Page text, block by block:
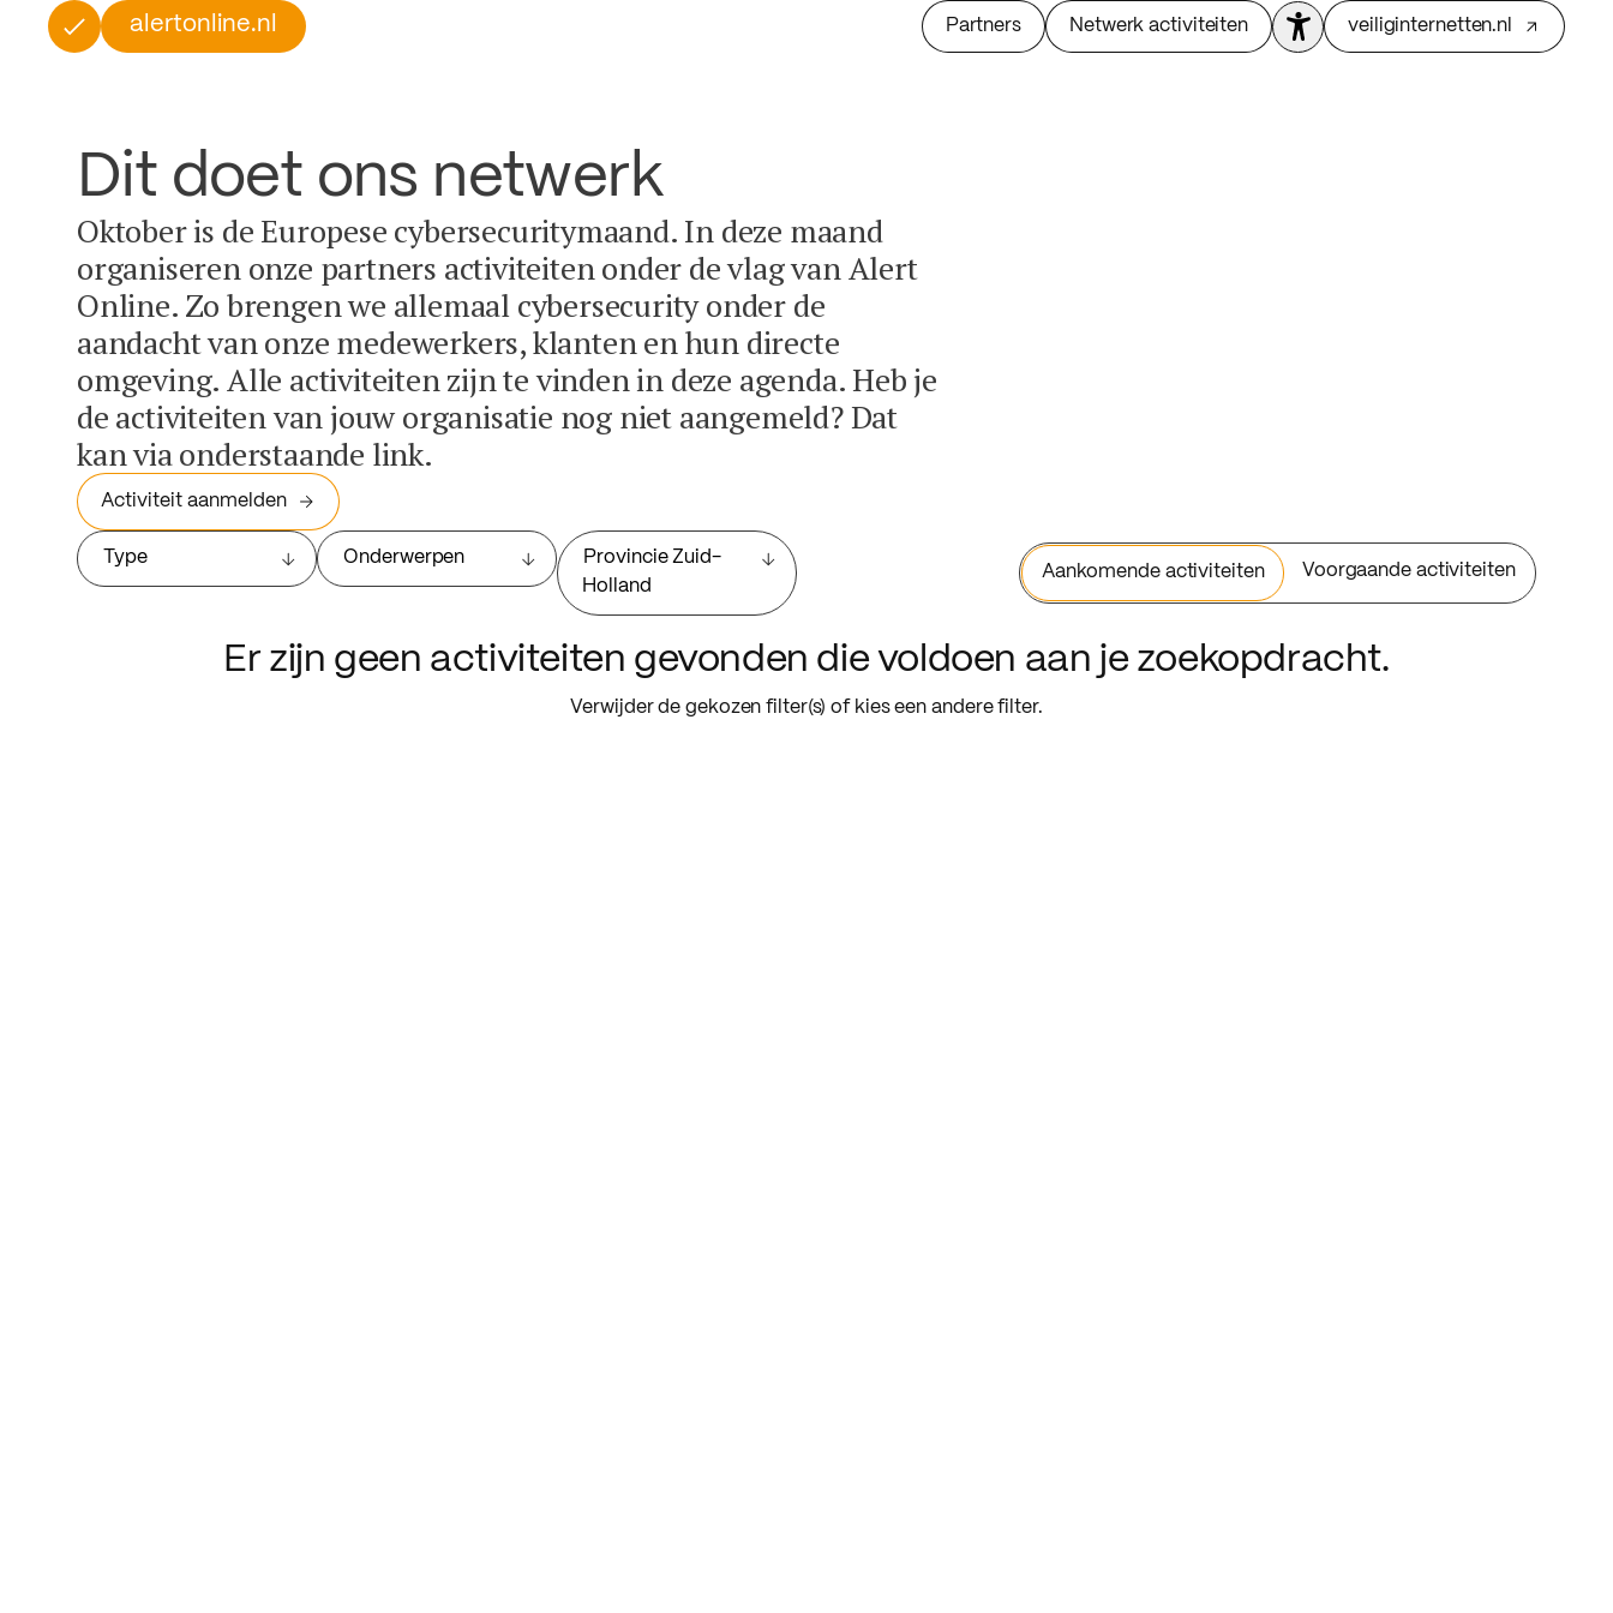
alertonline.nl Partners Netwerk activiteiten veiliginternetten.nl
Dit doet ons netwerk
Oktober is de Europese cybersecuritymaand. In deze maand
organiseren onze partners activiteiten onder de vlag van Alert
Online. Zo brengen we allemaal cybersecurity onder de
aandacht van onze medewerkers, klanten en hun directe
omgeving. Alle activiteiten zijn te vinden in deze agenda. Heb je
de activiteiten van jouw organisatie nog niet aangemeld? Dat
kan via onderstaande link.
Activiteit aanmelden
Type Onderwerpen
Provincie Zuid-
Holland
Aankomende activiteiten Voorgaande activiteiten
Er zijn geen activiteiten gevonden die voldoen aan je zoekopdracht.
Verwijder de gekozen filter(s) of kies een andere filter.